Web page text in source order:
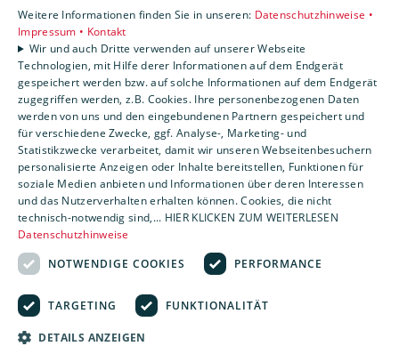
Karriere
Unternehmen
Kontakt
Um externe HTML-Inhalte anzuzeigen, benötigen wir
Ihre Einwilligung.
Weitere Informationen finden Sie in unserer
Datenschutzerklärung.
Cookie-Einstellungen öffnen
Weitere Informationen finden Sie in unseren: Datenschutzhinweise •
Impressum • Kontakt
Wir und auch Dritte verwenden auf unserer Webseite
Technologien, mit Hilfe derer Informationen auf dem Endgerät
gespeichert werden bzw. auf solche Informationen auf dem Endgerät
zugegriffen werden, z.B. Cookies. Ihre personenbezogenen Daten
werden von uns und den eingebundenen Partnern gespeichert und
für verschiedene Zwecke, ggf. Analyse-, Marketing- und
Statistikzwecke verarbeitet, damit wir unseren Webseitenbesuchern
personalisierte Anzeigen oder Inhalte bereitstellen, Funktionen für
soziale Medien anbieten und Informationen über deren Interessen
und das Nutzerverhalten erhalten können. Cookies, die nicht
technisch-notwendig sind,... HIER KLICKEN ZUM WEITERLESEN
Datenschutzhinweise
NOTWENDIGE COOKIES
PERFORMANCE
TARGETING FUNKTIONALITÄT
DETAILS ANZEIGEN